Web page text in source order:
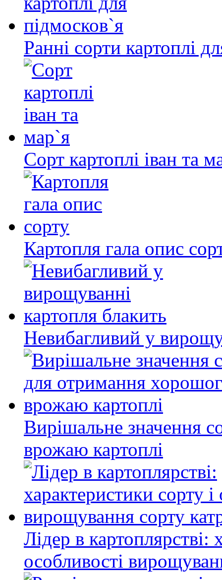
Ранні сорти картоплі
Сорт картоплі іван та
Картопля гала опис
Невибагливий у
Вирішальне значення
врожаю картоплі
Лідер в картоплярстві:
особливості